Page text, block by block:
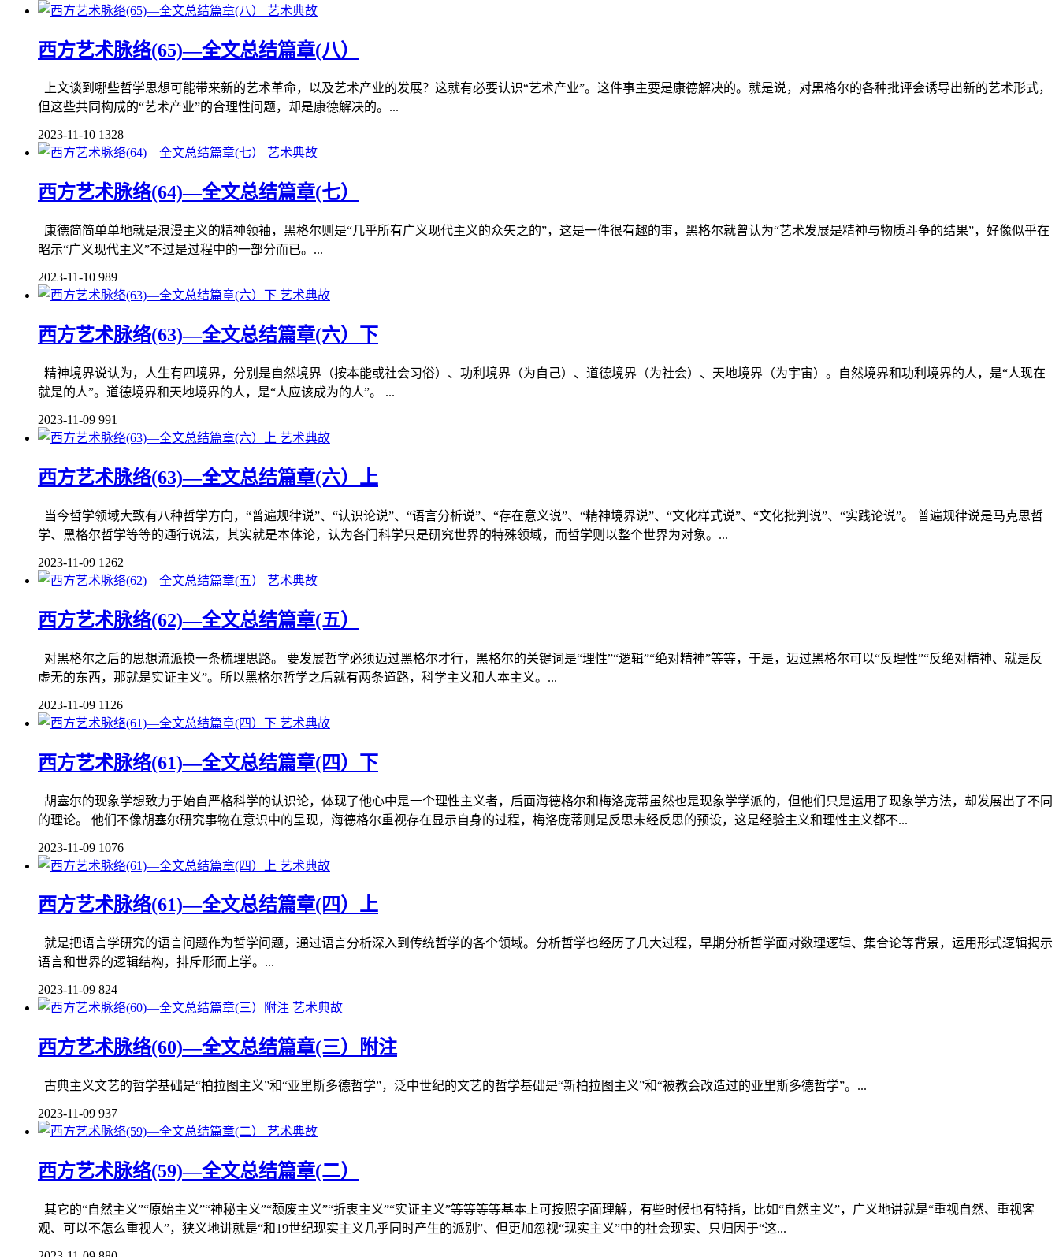
艺术典故
西方艺术脉络(65)—全文总结篇章(八）
上文谈到哪些哲学思想可能带来新的艺术革命，以及艺术产业的发展？这就有必要认识“艺术产业”。这件事主要是康德解决的。就是说，对黑格尔的各种批评会诱导出新的艺术形式，
但这些共同构成的“艺术产业”的合理性问题，却是康德解决的。...
2023-11-10 1328
艺术典故
西方艺术脉络(64)—全文总结篇章(七）
康德简简单单地就是浪漫主义的精神领袖，黑格尔则是“几乎所有广义现代主义的众矢之的”，这是一件很有趣的事，黑格尔就曾认为“艺术发展是精神与物质斗争的结果”，好像似乎在
昭示“广义现代主义”不过是过程中的一部分而已。...
2023-11-10 989
艺术典故
西方艺术脉络(63)—全文总结篇章(六）下
精神境界说认为，人生有四境界，分别是自然境界（按本能或社会习俗）、功利境界（为自己）、道德境界（为社会）、天地境界（为宇宙）。自然境界和功利境界的人，是“人现在
就是的人”。道德境界和天地境界的人，是“人应该成为的人”。 ...
2023-11-09 991
艺术典故
西方艺术脉络(63)—全文总结篇章(六）上
当今哲学领域大致有八种哲学方向，“普遍规律说”、“认识论说”、“语言分析说”、“存在意义说”、“精神境界说”、“文化样式说”、“文化批判说”、“实践论说”。 普遍规律说是马克思哲
学、黑格尔哲学等等的通行说法，其实就是本体论，认为各门科学只是研究世界的特殊领域，而哲学则以整个世界为对象。...
2023-11-09 1262
艺术典故
西方艺术脉络(62)—全文总结篇章(五）
对黑格尔之后的思想流派换一条梳理思路。 要发展哲学必须迈过黑格尔才行，黑格尔的关键词是“理性”“逻辑”“绝对精神”等等，于是，迈过黑格尔可以“反理性”“反绝对精神、就是反
虚无的东西，那就是实证主义”。所以黑格尔哲学之后就有两条道路，科学主义和人本主义。...
2023-11-09 1126
艺术典故
西方艺术脉络(61)—全文总结篇章(四）下
胡塞尔的现象学想致力于始自严格科学的认识论，体现了他心中是一个理性主义者，后面海德格尔和梅洛庞蒂虽然也是现象学学派的，但他们只是运用了现象学方法，却发展出了不同
的理论。 他们不像胡塞尔研究事物在意识中的呈现，海德格尔重视存在显示自身的过程，梅洛庞蒂则是反思未经反思的预设，这是经验主义和理性主义都不...
2023-11-09 1076
艺术典故
西方艺术脉络(61)—全文总结篇章(四）上
就是把语言学研究的语言问题作为哲学问题，通过语言分析深入到传统哲学的各个领域。分析哲学也经历了几大过程，早期分析哲学面对数理逻辑、集合论等背景，运用形式逻辑揭示
语言和世界的逻辑结构，排斥形而上学。...
2023-11-09 824
艺术典故
西方艺术脉络(60)—全文总结篇章(三）附注
古典主义文艺的哲学基础是“柏拉图主义”和“亚里斯多德哲学”，泛中世纪的文艺的哲学基础是“新柏拉图主义”和“被教会改造过的亚里斯多德哲学”。...
2023-11-09 937
艺术典故
西方艺术脉络(59)—全文总结篇章(二）
其它的“自然主义”“原始主义”“神秘主义”“颓废主义”“折衷主义”“实证主义”等等等等基本上可按照字面理解，有些时候也有特指，比如“自然主义”，广义地讲就是“重视自然、重视客
观、可以不怎么重视人”，狭义地讲就是“和19世纪现实主义几乎同时产生的派别”、但更加忽视“现实主义”中的社会现实、只归因于“这...